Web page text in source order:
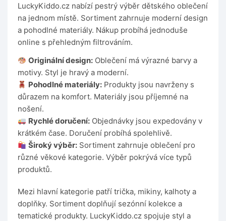
LuckyKiddo.cz nabízí pestrý výběr dětského oblečení
na jednom místě. Sortiment zahrnuje moderní design
a pohodlné materiály. Nákup probíhá jednoduše
online s přehledným filtrováním.
Originální design: Oblečení má výrazné barvy a
motivy. Styl je hravý a moderní.
Pohodlné materiály: Produkty jsou navrženy s
důrazem na komfort. Materiály jsou příjemné na
nošení.
Rychlé doručení: Objednávky jsou expedovány v
krátkém čase. Doručení probíhá spolehlivě.
Široký výběr: Sortiment zahrnuje oblečení pro
různé věkové kategorie. Výběr pokrývá více typů
produktů.
Mezi hlavní kategorie patří trička, mikiny, kalhoty a
doplňky. Sortiment doplňují sezónní kolekce a
tematické produkty. LuckyKiddo.cz spojuje styl a